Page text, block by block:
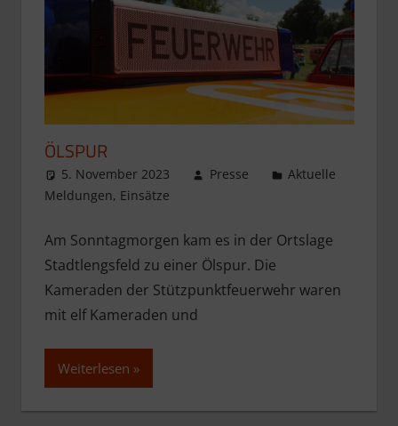
ÖLSPUR
5. November 2023 Presse
Aktuelle
Meldungen, Einsätze
Am Sonntagmorgen kam es in der Ortslage
Stadtlengsfeld zu einer Ölspur. Die
Kameraden der Stützpunktfeuerwehr waren
mit elf Kameraden und
Weiterlesen